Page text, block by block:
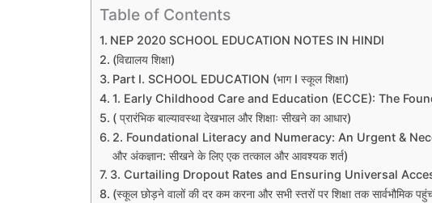
Table of Contents
NEP 2020 SCHOOL EDUCATION NOTES IN HINDI
(विद्यालय शिक्षा)
Part I. SCHOOL EDUCATION (भाग I स्कूल शिक्षा)
1. Early Childhood Care and Education (ECCE): The
( प्रारंभिक बाल्यावस्था देखभाल और शिक्षाः सीखने का आधार)
2. Foundational Literacy and Numeracy: An Urgent &
और अंकज्ञान: सीखने के लिए एक तत्काल और आवश्यक शर्त)
3. Curtailing Dropout Rates and Ensuring Universal
(स्कूल छोड़ने वालों की दर कम करना और सभी स्तरों पर शिक्षा तक सार्वभौमिक